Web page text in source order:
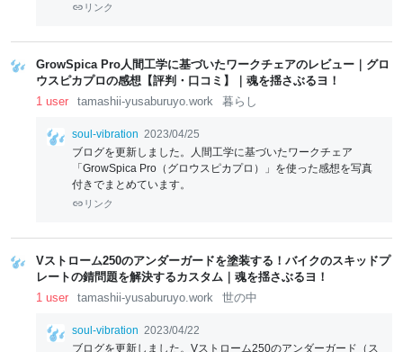
リンク
GrowSpica Pro人間工学に基づいたワークチェアのレビュー｜グロ
ウスピカプロの感想【評判・口コミ】｜魂を揺さぶるヨ！
1 user
tamashii-yusaburuyo.work 暮らし
soul-vibration 2023/04/25
ブログを更新しました。人間工学に基づいたワークチェア
「GrowSpica Pro（グロウスピカプロ）」を使った感想を写真
付きでまとめています。
リンク
Vストローム250のアンダーガードを塗装する！バイクのスキッドプ
レートの錆問題を解決するカスタム｜魂を揺さぶるヨ！
1 user
tamashii-yusaburuyo.work 世の中
soul-vibration 2023/04/22
ブログを更新しました。Vストローム250のアンダーガード（ス